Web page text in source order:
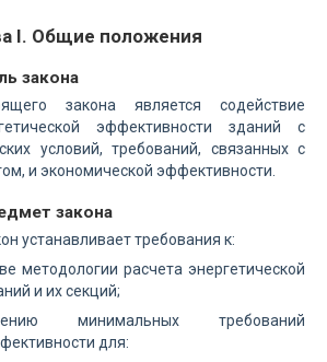
I. Общие положения
закона
закона является содействие
эффективности зданий с
условий, требований, связанных с
и экономической эффективности.
закона
устанавливает требования к:
методологии расчета энергетической
и их секций;
минимальных требований
для: